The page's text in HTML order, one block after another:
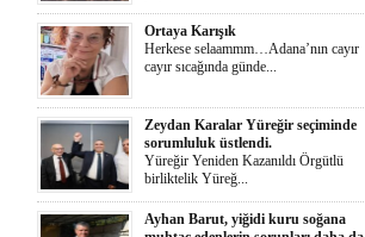
Ortaya Karışık
Herkese selaammm…Adana’nın cayır
cayır sıcağında günde...
Zeydan Karalar Yüreğir seçiminde
sorumluluk üstlendi.
Yüreğir Yeniden Kazanıldı Örgütlü
birliktelik Yüreğ...
Ayhan Barut, yiğidi kuru soğana